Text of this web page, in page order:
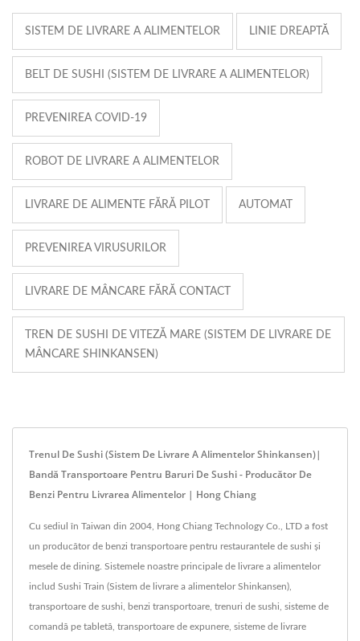
SISTEM DE LIVRARE A ALIMENTELOR LINIE DREAPTĂ
BELT DE SUSHI (SISTEM DE LIVRARE A ALIMENTELOR)
PREVENIREA COVID-19
ROBOT DE LIVRARE A ALIMENTELOR
LIVRARE DE ALIMENTE FĂRĂ PILOT AUTOMAT
PREVENIREA VIRUSURILOR
LIVRARE DE MÂNCARE FĂRĂ CONTACT
TREN DE SUSHI DE VITEZĂ MARE (SISTEM DE LIVRARE DE
MÂNCARE SHINKANSEN)
Trenul De Sushi (Sistem De Livrare A Alimentelor Shinkansen)|
Bandă Transportoare Pentru Baruri De Sushi - Producător De
Benzi Pentru Livrarea Alimentelor | Hong Chiang
Cu sediul în Taiwan din 2004, Hong Chiang Technology Co., LTD a fost
un producător de benzi transportoare pentru restaurantele de sushi și
mesele de dining. Sistemele noastre principale de livrare a alimentelor
includ Sushi Train (Sistem de livrare a alimentelor Shinkansen),
transportoare de sushi, benzi transportoare, trenuri de sushi, sisteme de
comandă pe tabletă, transportoare de expunere, sisteme de livrare